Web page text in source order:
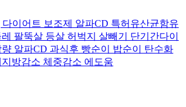
이어트 보조제 알파CD 특허유산균함유
팔뚝살 등살 허벅지 살빼기 단기간다이
알파CD 과식후 빵순이 밥순이 탄수화
방감소 체중감소 에도움